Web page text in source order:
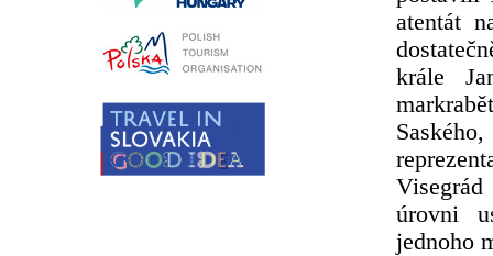
atentát
krále
úrovni
jednoho